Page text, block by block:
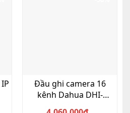
Đầu ghi camera 16
kênh Dahua DHI-
XVR5116HS-X